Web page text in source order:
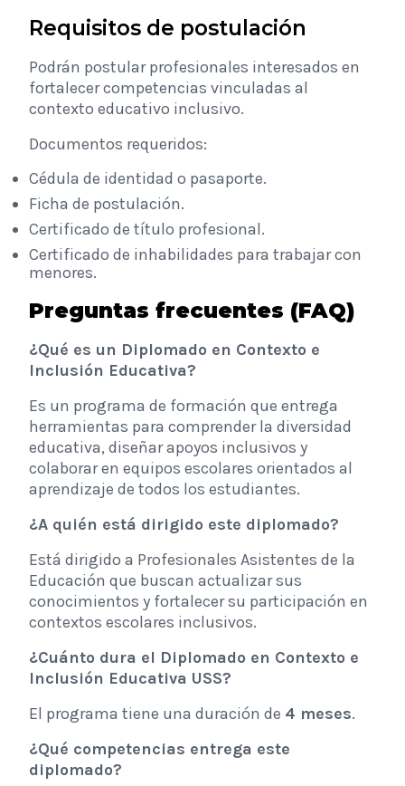
Requisitos de postulación
Podrán postular profesionales interesados en
fortalecer competencias vinculadas al
contexto educativo inclusivo.
Documentos requeridos:
Cédula de identidad o pasaporte.
Ficha de postulación.
Certificado de título profesional.
Certificado de inhabilidades para trabajar con
menores.
Preguntas frecuentes (FAQ)
¿Qué es un Diplomado en Contexto e
Inclusión Educativa?
Es un programa de formación que entrega
herramientas para comprender la diversidad
educativa, diseñar apoyos inclusivos y
colaborar en equipos escolares orientados al
aprendizaje de todos los estudiantes.
¿A quién está dirigido este diplomado?
Está dirigido a Profesionales Asistentes de la
Educación que buscan actualizar sus
conocimientos y fortalecer su participación en
contextos escolares inclusivos.
¿Cuánto dura el Diplomado en Contexto e
Inclusión Educativa USS?
El programa tiene una duración de 4 meses.
¿Qué competencias entrega este
diplomado?